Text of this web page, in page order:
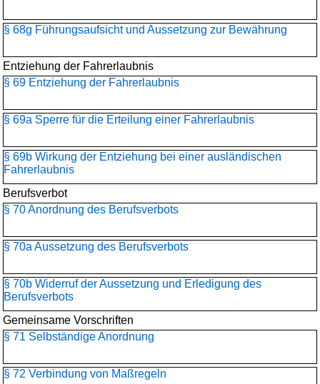
§ 68g Führungsaufsicht und Aussetzung zur Bewährung
Entziehung der Fahrerlaubnis
§ 69 Entziehung der Fahrerlaubnis
§ 69a Sperre für die Erteilung einer Fahrerlaubnis
§ 69b Wirkung der Entziehung bei einer ausländischen
Fahrerlaubnis
Berufsverbot
§ 70 Anordnung des Berufsverbots
§ 70a Aussetzung des Berufsverbots
§ 70b Widerruf der Aussetzung und Erledigung des
Berufsverbots
Gemeinsame Vorschriften
§ 71 Selbständige Anordnung
§ 72 Verbindung von Maßregeln